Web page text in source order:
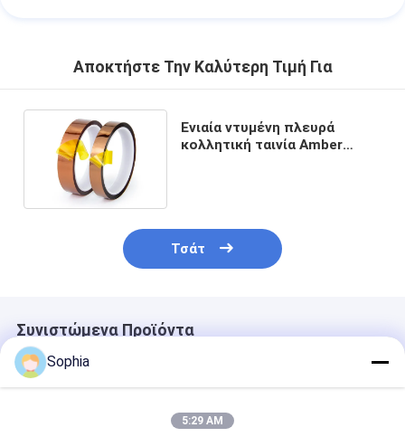
Αποκτήστε Την Καλύτερη Τιμή Για
Ενιαία ντυμένη πλευρά
κολλητική ταινία Amber
Τσάτ
Συνιστώμενα Προϊόντα
Sophia
5:29 AM